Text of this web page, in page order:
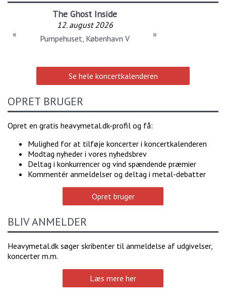
The Ghost Inside
12. august 2026
Pumpehuset, København V
« »
Se hele koncertkalenderen
OPRET BRUGER
Opret en gratis heavymetal.dk-profil og få:
Mulighed for at tilføje koncerter i koncertkalenderen
Modtag nyheder i vores nyhedsbrev
Deltag i konkurrencer og vind spændende præmier
Kommentér anmeldelser og deltag i metal-debatter
Opret bruger
BLIV ANMELDER
Heavymetal.dk søger skribenter til anmeldelse af udgivelser,
koncerter m.m.
Læs mere her